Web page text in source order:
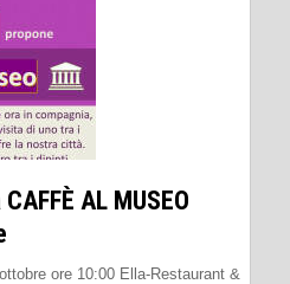
AL MUSEO
ore 10:00 Ella-Restaurant &